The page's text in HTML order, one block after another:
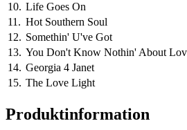
10. Life Goes On
11. Hot Southern Soul
12. Somethin' U've Got
13. You Don't Know Nothin' About
14. Georgia 4 Janet
15. The Love Light
Produktinformation